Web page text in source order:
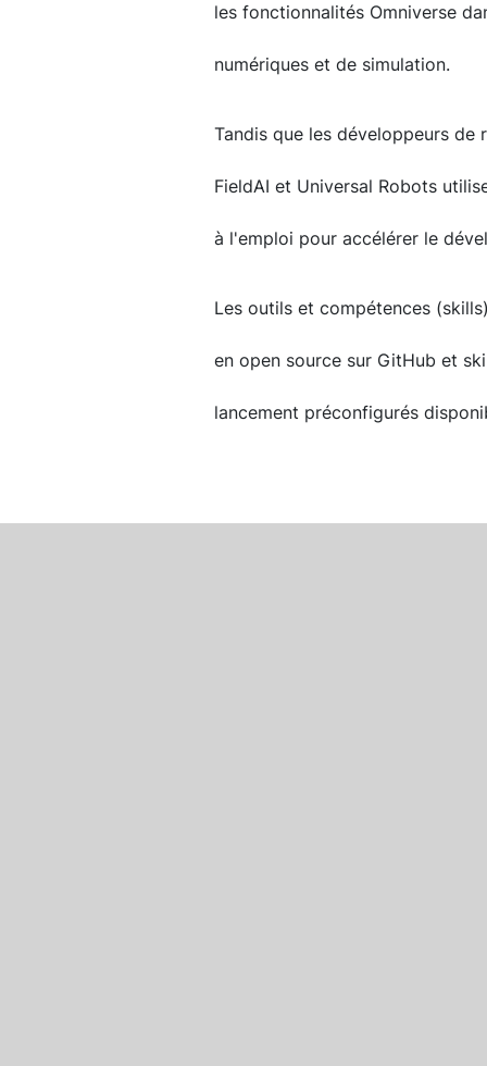
les fonctionnalités Omniverse
numériques et de simulation.
Tandis que les développeurs
FieldAI et Universal Robots
à l'emploi pour accélérer le
Les outils et compétences
en open source sur GitHub et
lancement préconfigurés